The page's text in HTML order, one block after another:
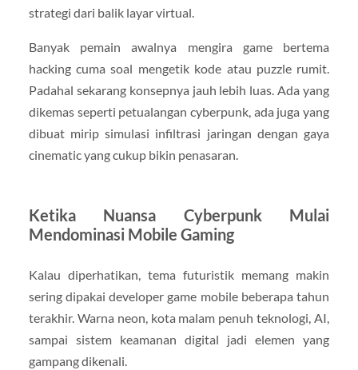
strategi dari balik layar virtual.
Banyak pemain awalnya mengira game bertema
hacking cuma soal mengetik kode atau puzzle rumit.
Padahal sekarang konsepnya jauh lebih luas. Ada yang
dikemas seperti petualangan cyberpunk, ada juga yang
dibuat mirip simulasi infiltrasi jaringan dengan gaya
cinematic yang cukup bikin penasaran.
Ketika Nuansa Cyberpunk Mulai
Mendominasi Mobile Gaming
Kalau diperhatikan, tema futuristik memang makin
sering dipakai developer game mobile beberapa tahun
terakhir. Warna neon, kota malam penuh teknologi, AI,
sampai sistem keamanan digital jadi elemen yang
gampang dikenali.